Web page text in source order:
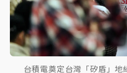
台積電奠定台灣「矽盾」地